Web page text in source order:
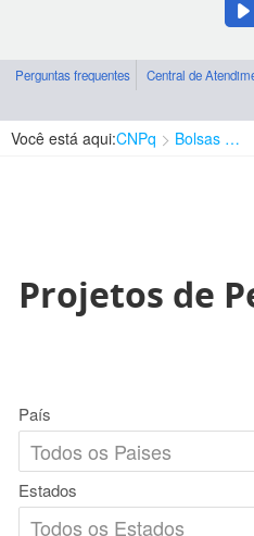
Perguntas frequentes Central de
Você está aqui:CNPq Bolsas e Auxílios Vigentes
Projetos de
País
Estados